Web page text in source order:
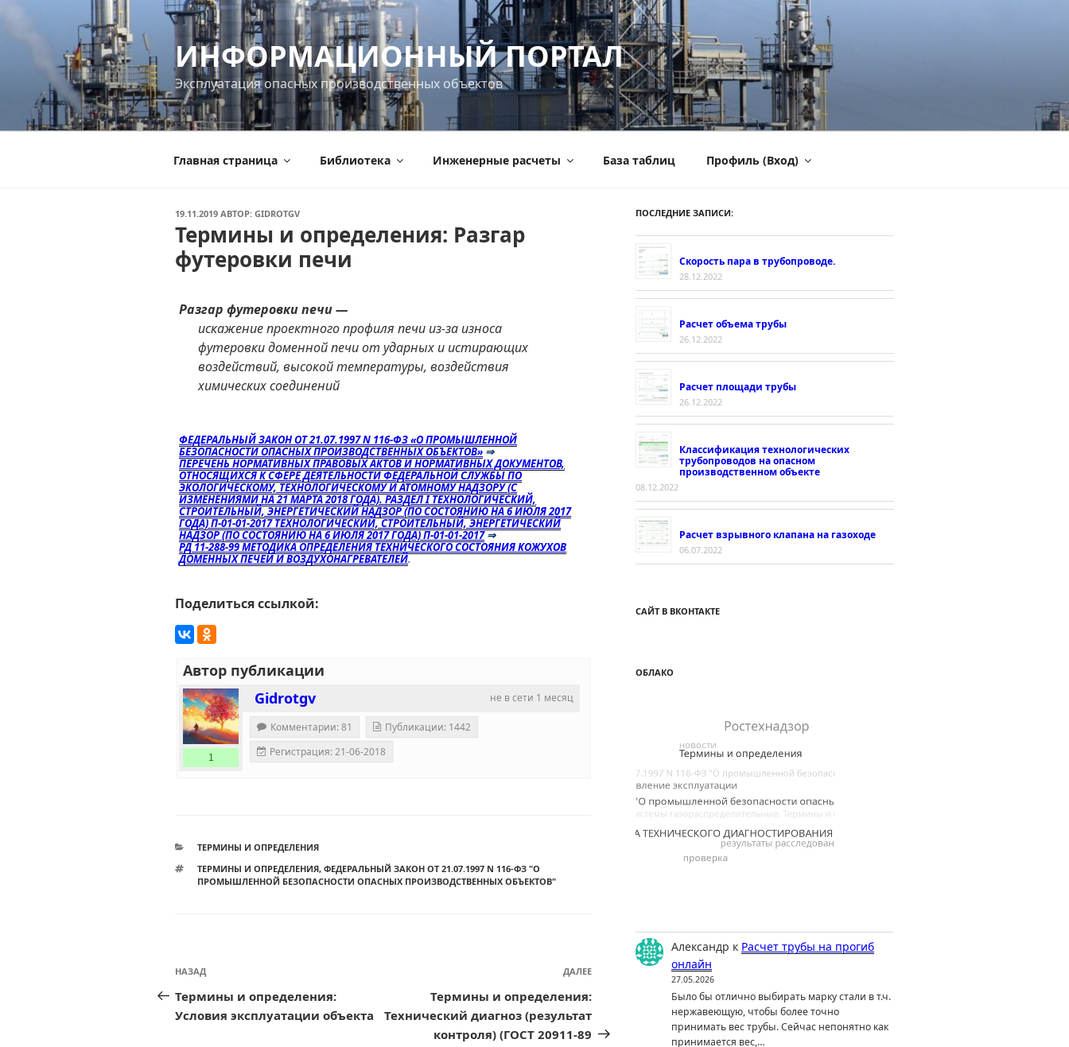
содержимому
ИНФОРМАЦИОННЫЙ ПОРТАЛ
Эксплуатация опасных производственных объектов
Главная страница Библиотека Инженерные расчеты База таблиц Профиль (Вход)
ОПУБЛИКОВАНО
19.11.2019 АВТОР: GIDROTGV
Термины и определения: Разгар
футеровки печи
Разгар футеровки печи —
искажение проектного профиля печи из-за износа
футеровки доменной печи от ударных и истирающих
воздействий, высокой температуры, воздействия
химических соединений
ФЕДЕРАЛЬНЫЙ ЗАКОН ОТ 21.07.1997 N 116-ФЗ «О ПРОМЫШЛЕННОЙ
БЕЗОПАСНОСТИ ОПАСНЫХ ПРОИЗВОДСТВЕННЫХ ОБЪЕКТОВ»⇒
ПЕРЕЧЕНЬ НОРМАТИВНЫХ ПРАВОВЫХ АКТОВ И НОРМАТИВНЫХ ДОКУМЕНТОВ,
ОТНОСЯЩИХСЯ К СФЕРЕ ДЕЯТЕЛЬНОСТИ ФЕДЕРАЛЬНОЙ СЛУЖБЫ ПО
ЭКОЛОГИЧЕСКОМУ, ТЕХНОЛОГИЧЕСКОМУ И АТОМНОМУ НАДЗОРУ (С
ИЗМЕНЕНИЯМИ НА 21 МАРТА 2018 ГОДА). РАЗДЕЛ I ТЕХНОЛОГИЧЕСКИЙ,
СТРОИТЕЛЬНЫЙ, ЭНЕРГЕТИЧЕСКИЙ НАДЗОР (ПО СОСТОЯНИЮ НА 6 ИЮЛЯ 2017
ГОДА) П-01-01-2017 ТЕХНОЛОГИЧЕСКИЙ, СТРОИТЕЛЬНЫЙ, ЭНЕРГЕТИЧЕСКИЙ
НАДЗОР (ПО СОСТОЯНИЮ НА 6 ИЮЛЯ 2017 ГОДА) П-01-01-2017⇒
РД 11-288-99 МЕТОДИКА ОПРЕДЕЛЕНИЯ ТЕХНИЧЕСКОГО СОСТОЯНИЯ КОЖУХОВ
ДОМЕННЫХ ПЕЧЕЙ И ВОЗДУХОНАГРЕВАТЕЛЕЙ.
Поделиться ссылкой:
Автор публикации
не в сети 1 месяц
Gidrotgv
1
Комментарии: 81
Публикации: 1442
Регистрация: 21-06-2018
РУБРИКИ
ТЕРМИНЫ И ОПРЕДЕЛЕНИЯ
МЕТКИ
ТЕРМИНЫ И ОПРЕДЕЛЕНИЯ, ФЕДЕРАЛЬНЫЙ ЗАКОН ОТ 21.07.1997 N 116-ФЗ "О
ПРОМЫШЛЕННОЙ БЕЗОПАСНОСТИ ОПАСНЫХ ПРОИЗВОДСТВЕННЫХ ОБЪЕКТОВ"
Навигация
записям
Предыдущая
запись:
НАЗАД
Термины и определения:
Условия эксплуатации объекта
Следующая
запись
ДАЛЕЕ
Термины и определения:
Технический диагноз (результат
контроля) (ГОСТ 20911-89
ПОСЛЕДНИЕ ЗАПИСИ:
Скорость пара в трубопроводе.
28.12.2022
Расчет объема трубы
26.12.2022
Расчет площади трубы
26.12.2022
Классификация технологических
трубопроводов на опасном
производственном объекте
08.12.2022
Расчет взрывного клапана на газоходе
06.07.2022
САЙТ В ВКОНТАКТЕ
ОБЛАКО
Александр к Расчет трубы на прогиб
онлайн
27.05.2026
Было бы отлично выбирать марку стали в т.ч.
нержавеющую, чтобы более точно
принимать вес трубы. Сейчас непонятно как
принимается вес,…